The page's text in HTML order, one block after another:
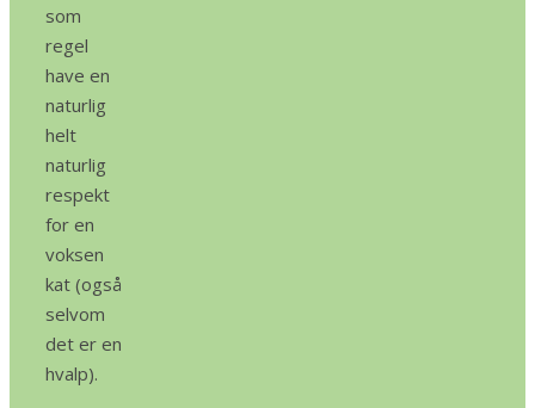
som
regel
have en
naturlig
helt
naturlig
respekt
for en
voksen
kat (også
selvom
det er en
hvalp).